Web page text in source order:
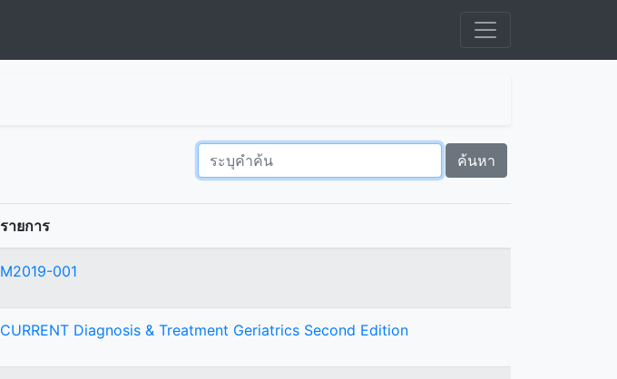
ค้นหา
รายการ
M2019-001
CURRENT Diagnosis & Treatment Geriatrics Second Edition